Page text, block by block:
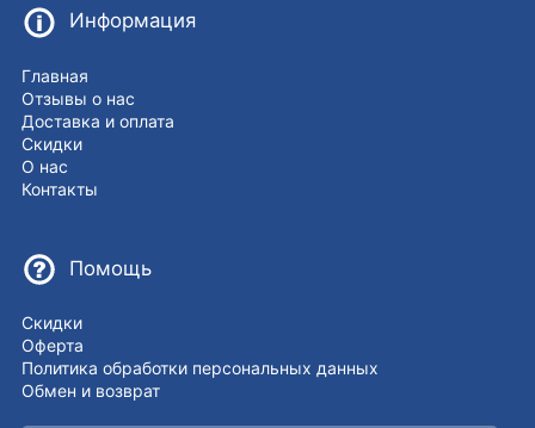
Информация
Главная
Отзывы о нас
Доставка и оплата
Скидки
О нас
Контакты
Помощь
Скидки
Оферта
Политика обработки персональных данных
Обмен и возврат